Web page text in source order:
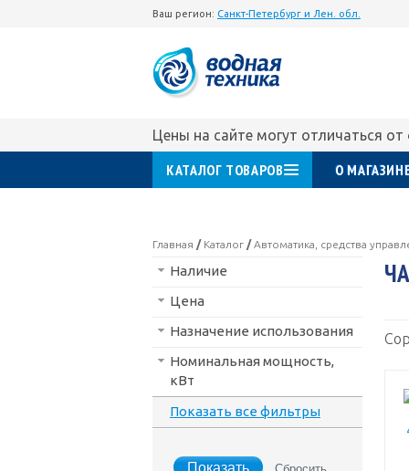
Ваш регион: Санкт-Петербург и Лен. обл.
Цены на сайте могут отличаться
КАТАЛОГ ТОВАРОВ О
Главная / Каталог /Автоматика, средства
Наличие
Цена
Назначение использования
Номинальная мощность,
кВт
Показать все фильтры